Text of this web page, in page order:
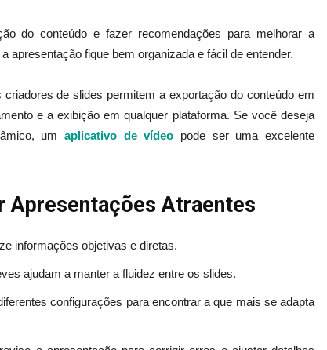
do conteúdo e fazer recomendações para melhorar a
apresentação fique bem organizada e fácil de entender.
de slides permitem a exportação do conteúdo em
e a exibição em qualquer plataforma. Se você deseja
um aplicativo de vídeo pode ser uma excelente
Apresentações Atraentes
informações objetivas e diretas.
ajudam a manter a fluidez entre os slides.
configurações para encontrar a que mais se adapta